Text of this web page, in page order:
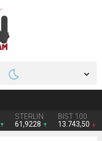
STERLİN
61,9228
BIST 100
13.743,50